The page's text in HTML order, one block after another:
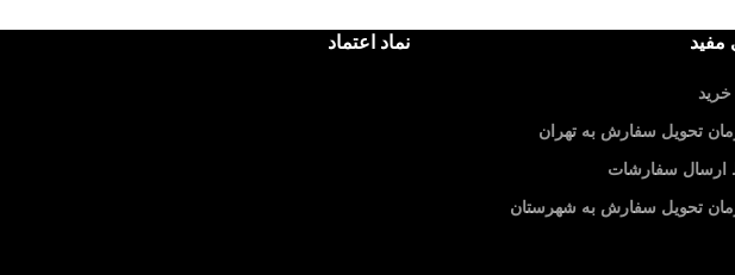
به تهران
به شهرستان